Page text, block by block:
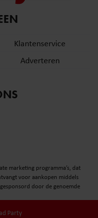
en analyse. Deze
of die ze hebben
van hun services. U
Klantenservice
Adverteren
marketing programma’s, dat
voor aankopen middels
door de genoemde
Party